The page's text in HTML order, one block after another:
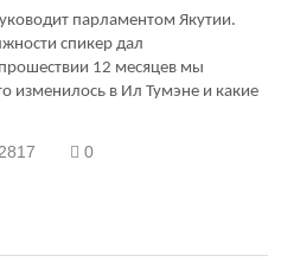
парламентом Якутии.
спикер дал
12 месяцев мы
изменилось в Ил Тумэне и какие
0